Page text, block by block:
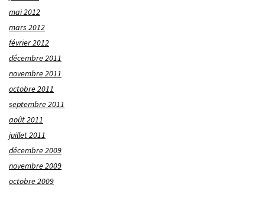
mai 2012
mars 2012
février 2012
décembre 2011
novembre 2011
octobre 2011
septembre 2011
août 2011
juillet 2011
décembre 2009
novembre 2009
octobre 2009